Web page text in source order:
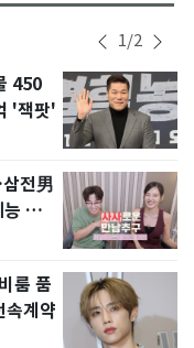
1/2
450
'잭팟'
전男
화
룸 품
계약